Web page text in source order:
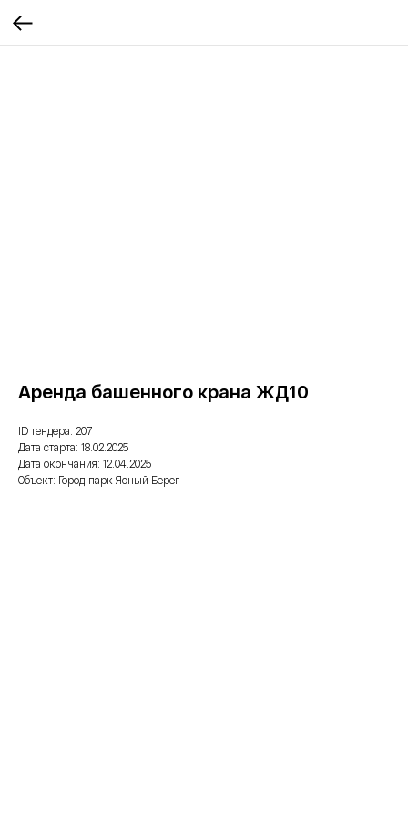
Аренда башенного крана ЖД10
ID тендера: 207
Дата старта: 18.02.2025
Дата окончания: 12.04.2025
Объект: Город-парк Ясный Берег